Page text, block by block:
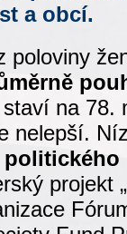
a obcí.
poloviny
na 78.
nelepší.
projekt